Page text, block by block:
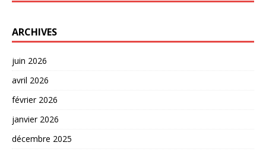
ARCHIVES
juin 2026
avril 2026
février 2026
janvier 2026
décembre 2025